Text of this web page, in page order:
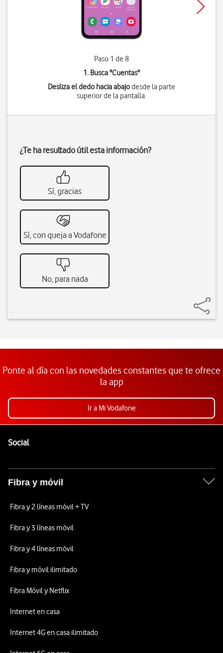
Paso 1 de 8
1. Busca "Cuentas"
Desliza el dedo hacia abajodesde la parte
superior de la pantalla.
¿Te ha resultado útil esta información?
Sí, gracias
Sí, con queja a Vodafone
No, para nada
Ponte al día con las novedades constantes que te ofrece
la app
Ir a Mi Vodafone
SocialEnlaces a las redes sociales de Vodafone
Fibra y móvil
Fibra y 2 líneas móvil + TV
Fibra y 3 líneas móvil
Fibra y 4 líneas móvil
Fibra y móvil ilimitado
Fibra Móvil y Netflix
Internet en casa
Internet 4G en casa ilimitado